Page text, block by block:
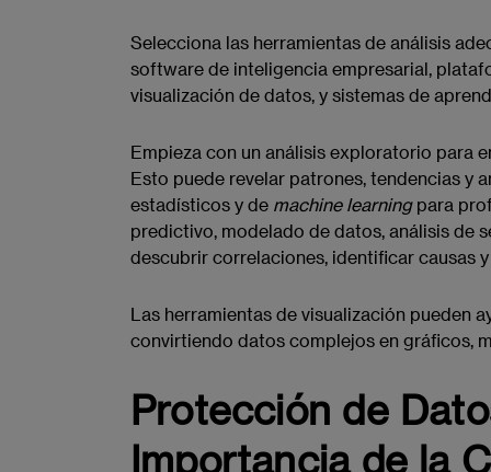
Selecciona las herramientas de análisis
software de inteligencia empresarial,
visualización de datos, y sistemas de
Empieza con un análisis exploratorio para
Esto puede revelar patrones, tendencias y
estadísticos y de machine learningpara
predictivo, modelado de datos, análisis de
descubrir correlaciones, identificar causas
Las herramientas de visualización pueden
convirtiendo datos complejos en gráficos,
Protección de
Importancia de la